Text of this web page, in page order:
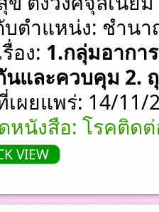
บตำแหน่ง: ชําน
อง: 1.กลุ่มอากา
นและควบคุม 2.
เผยแพร่: 14/11/
หนังสือ: โรคติด
VIEW